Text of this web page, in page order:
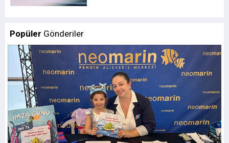
Popüler Gönderiler